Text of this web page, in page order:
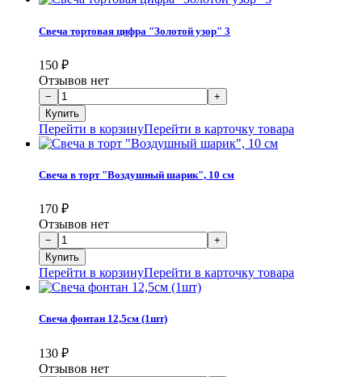
Свеча тортовая цифра "Золотой узор" 3
150 ₽
Отзывов нет
Перейти в корзинуПерейти в карточку товара
Свеча в торт "Воздушный шарик", 10 см
170 ₽
Отзывов нет
Перейти в корзинуПерейти в карточку товара
Свеча фонтан 12,5см (1шт)
130 ₽
Отзывов нет